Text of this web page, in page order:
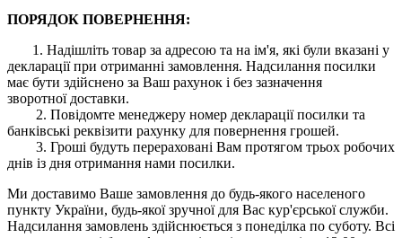
ПОРЯДОК ПОВЕРНЕННЯ:
1. Надішліть товар за адресою та на ім'я, які були вказані у
декларації при отриманні замовлення. Надсилання посилки
має бути здійснено за Ваш рахунок і без зазначення
зворотної доставки.
2. Повідомте менеджеру номер декларації посилки та
банківські реквізити рахунку для повернення грошей.
3. Гроші будуть перераховані Вам протягом трьох робочих
днів із дня отримання нами посилки.
Ми доставимо Ваше замовлення до будь-якого населеного
пункту України, будь-якої зручної для Вас кур'єрської служби.
Надсилання замовлень здійснюється з понеділка по суботу. Всі